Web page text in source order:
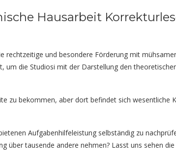
Hausarbeit
rechtzeitige und besondere Förderung mit
um die Studiosi mit der Darstellung den
zu bekommen, aber dort befindet sich wesentliche
Aufgabenhilfeleistung selbständig zu
tausende andere nehmen? Lasst uns sehen